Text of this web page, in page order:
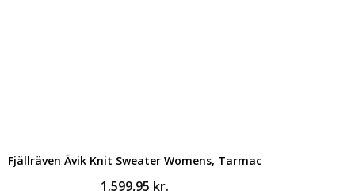
Fjällräven Ãvik Knit Sweater Womens, Tarmac
1.599,95 kr.